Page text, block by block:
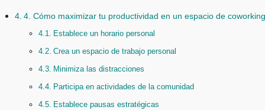
4. Cómo maximizar tu productividad en un espacio de coworking
Establece un horario personal
Crea un espacio de trabajo personal
Minimiza las distracciones
Participa en actividades de la comunidad
Establece pausas estratégicas